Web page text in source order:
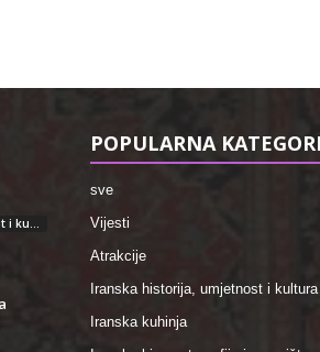
Iranska historija, umjetnost i kultura
POPULARNA
sve
Vijesti
Atrakcije
Iranska historija, umjetnost i kultura
Iranska kuhinja